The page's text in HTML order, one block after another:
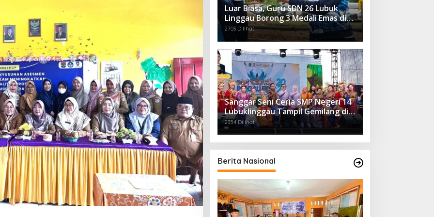
Luar Biasa, Guru SDN 26 Lubuk
Linggau Borong 3 Medali Emas di
Tiga Cabor Berbeda
2703 Dilihat
Sanggar Seni Ceria SMP Negeri 14
Lubuklinggau Tampil Gemilang di
Linggau Fest 2025
2354 Dilihat
Berita Nasional